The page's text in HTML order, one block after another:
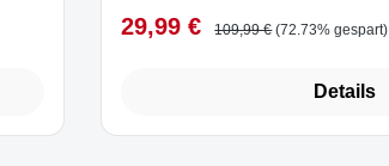
Verkaufspreis:
29,99 € Regulärer Preis:
109,99 € (72.73% gespart)
Details